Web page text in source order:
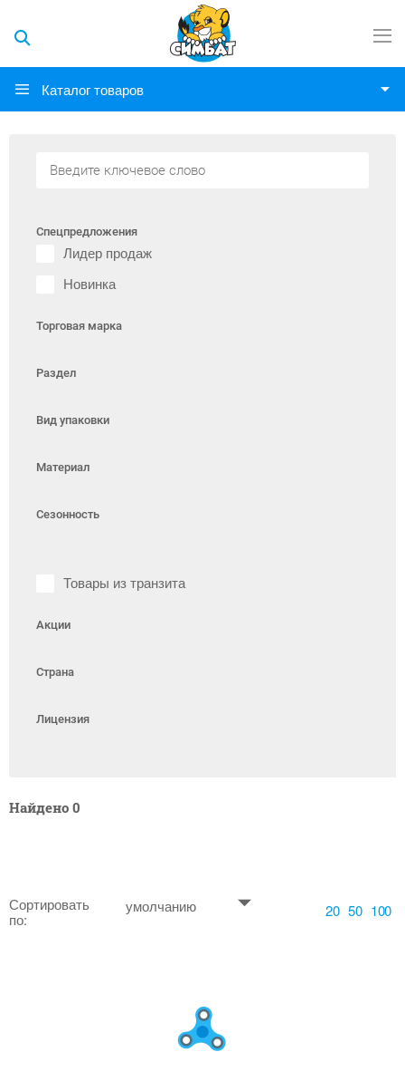
Каталог товаров
Спецпредложения
Лидер продаж
Новинка
Торговая марка
Раздел
Вид упаковки
Материал
Сезонность
Товары из транзита
Акции
Страна
Лицензия
Найдено 0
Сортировать
по:
умолчанию 20 50 100